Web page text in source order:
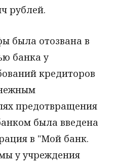
рублей.
была отозвана в
банка у
кредиторов
предотвращения
была введена
в "Мой банк.
у учреждения